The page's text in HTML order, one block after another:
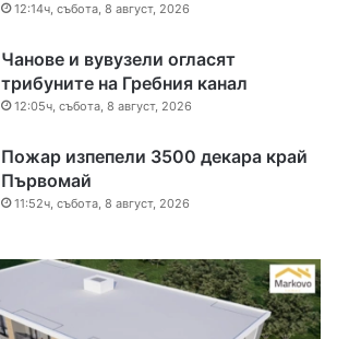
12:14ч, събота, 8 август, 2026
Чанове и вувузели огласят
трибуните на Гребния канал
12:05ч, събота, 8 август, 2026
Пожар изпепели 3500 декара край
Първомай
11:52ч, събота, 8 август, 2026